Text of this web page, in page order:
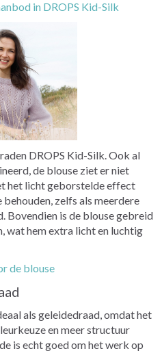
in DROPS Kid-Silk
DROPS Kid-Silk. Ook al
de blouse ziet er niet
het licht geborstelde effect
zelfs als meerdere
Bovendien is de blouse gebreid
wat hem extra licht en luchtig
de blouse
als geleidedraad, omdat het
en meer structuur
is echt goed om het werk op